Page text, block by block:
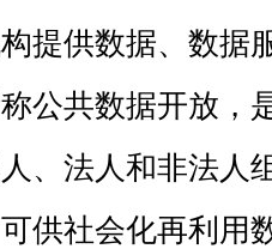
提供数据、数据
公共数据开放，
、法人和非法人
供社会化再利用